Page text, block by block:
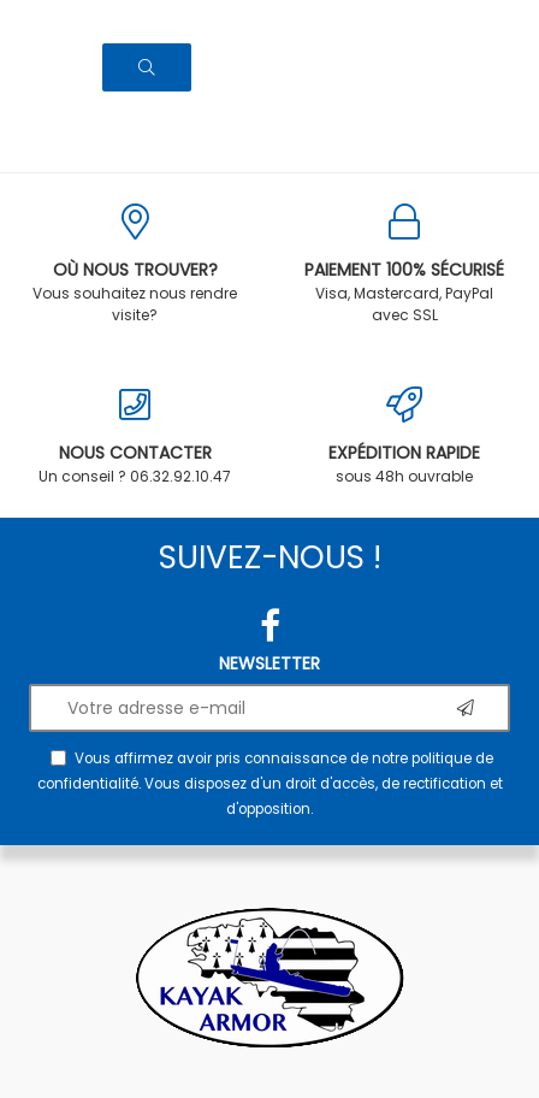
OÙ NOUS TROUVER?
Vous souhaitez nous rendre
visite?
PAIEMENT 100% SÉCURISÉ
Visa, Mastercard, PayPal
avec SSL
NOUS CONTACTER
Un conseil ? 06.32.92.10.47
EXPÉDITION RAPIDE
sous 48h ouvrable
SUIVEZ-NOUS !
NEWSLETTER
Vous affirmez avoir pris connaissance de notrepolitique de
confidentialité. Vous disposez d'un droit d'accès, de rectification et
d'opposition.